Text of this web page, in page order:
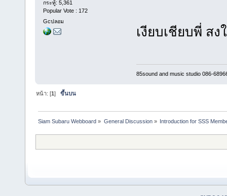
กระทู้: 5,361
Popular Vote : 172
Gcปลอม
เงียบเชียบพี่ ส
85sound and music studio 086-
หน้า: [1]ขึ้นบน
Siam Subaru Webboard » General Discussion» Introduction for SSS